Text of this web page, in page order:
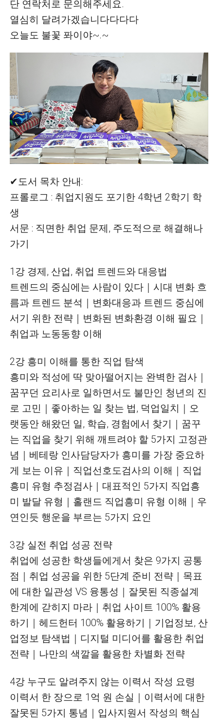
단 연락처로 문의해주세요.
열심히 달려가겠습니다다다다
오늘도 불꽃 퐈이야~.~
✔도서 목차 안내:
프롤로그 : 취업지원도 포기한 4학년 2학기 학
생
서문 : 직면한 취업 문제, 주도적으로 해결해나
가기
1강 경제, 산업, 취업 트렌드와 대응법
트렌드의 중심에는 사람이 있다｜시대 변화 흐
름과 트렌드 분석｜변화대응과 트렌드 중심에
서기 위한 전략｜변화된 변화환경 이해 필요｜
취업과 노동동향 이해
2강 흥미 이해를 통한 직업 탐색
흥미와 적성에 딱 맞아떨어지는 완벽한 검사｜
꿈꾸던 요리사로 일하면서도 불만인 청년의 진
로 고민｜좋아하는 일 찾는 법, 덕업일치｜오
랫동안 해왔던 일, 학습, 경험에서 찾기｜꿈꾸
는 직업을 찾기 위해 깨트려야 할 5가지 고정관
념｜베테랑 인사담당자가 흥미를 가장 중요하
게 보는 이유｜직업선호도검사의 이해｜직업
흥미 유형 추정검사｜대표적인 5가지 직업흥
미 발달 유형｜홀랜드 직업흥미 유형 이해｜우
연인듯 행운을 부르는 5가지 요인
3강 실전 취업 성공 전략
취업에 성공한 학생들에게서 찾은 9가지 공통
점｜취업 성공을 위한 5단계 준비 전략｜목표
에 대한 일관성 VS 융통성｜잘못된 직종설계
한계에 갇히지 마라｜취업 사이트 100% 활용
하기｜헤드헌터 100% 활용하기｜기업정보, 산
업정보 탐색법｜디지털 미디어를 활용한 취업
전략｜나만의 색깔을 활용한 차별화 전략
4강 누구도 알려주지 않는 이력서 작성 요령
이력서 한 장으로 1억 원 손실｜이력서에 대한
잘못된 5가지 통념｜입사지원서 작성의 핵심